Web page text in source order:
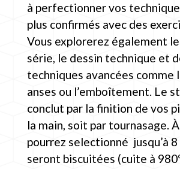
à perfectionner vos
plus confirmés avec des
Vous explorerez également
série, le dessin technique et
techniques avancées comme
anses ou l’emboîtement. Le
conclut par la finition de vos
la main, soit par tournasage.
pourrez selectionné jusqu’à
seront biscuitées (cuite à